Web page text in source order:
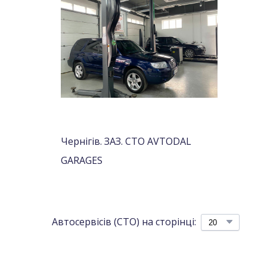
Чернігів. ЗАЗ. СТО AVTODAL
GARAGES
Автосервісів (СТО) на сторінці: